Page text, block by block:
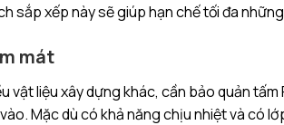
sắp xếp này sẽ giúp hạn chế tối đa
mát
vật liệu xây dựng khác, cần bảo quản
Mặc dù có khả năng chịu nhiệt và có